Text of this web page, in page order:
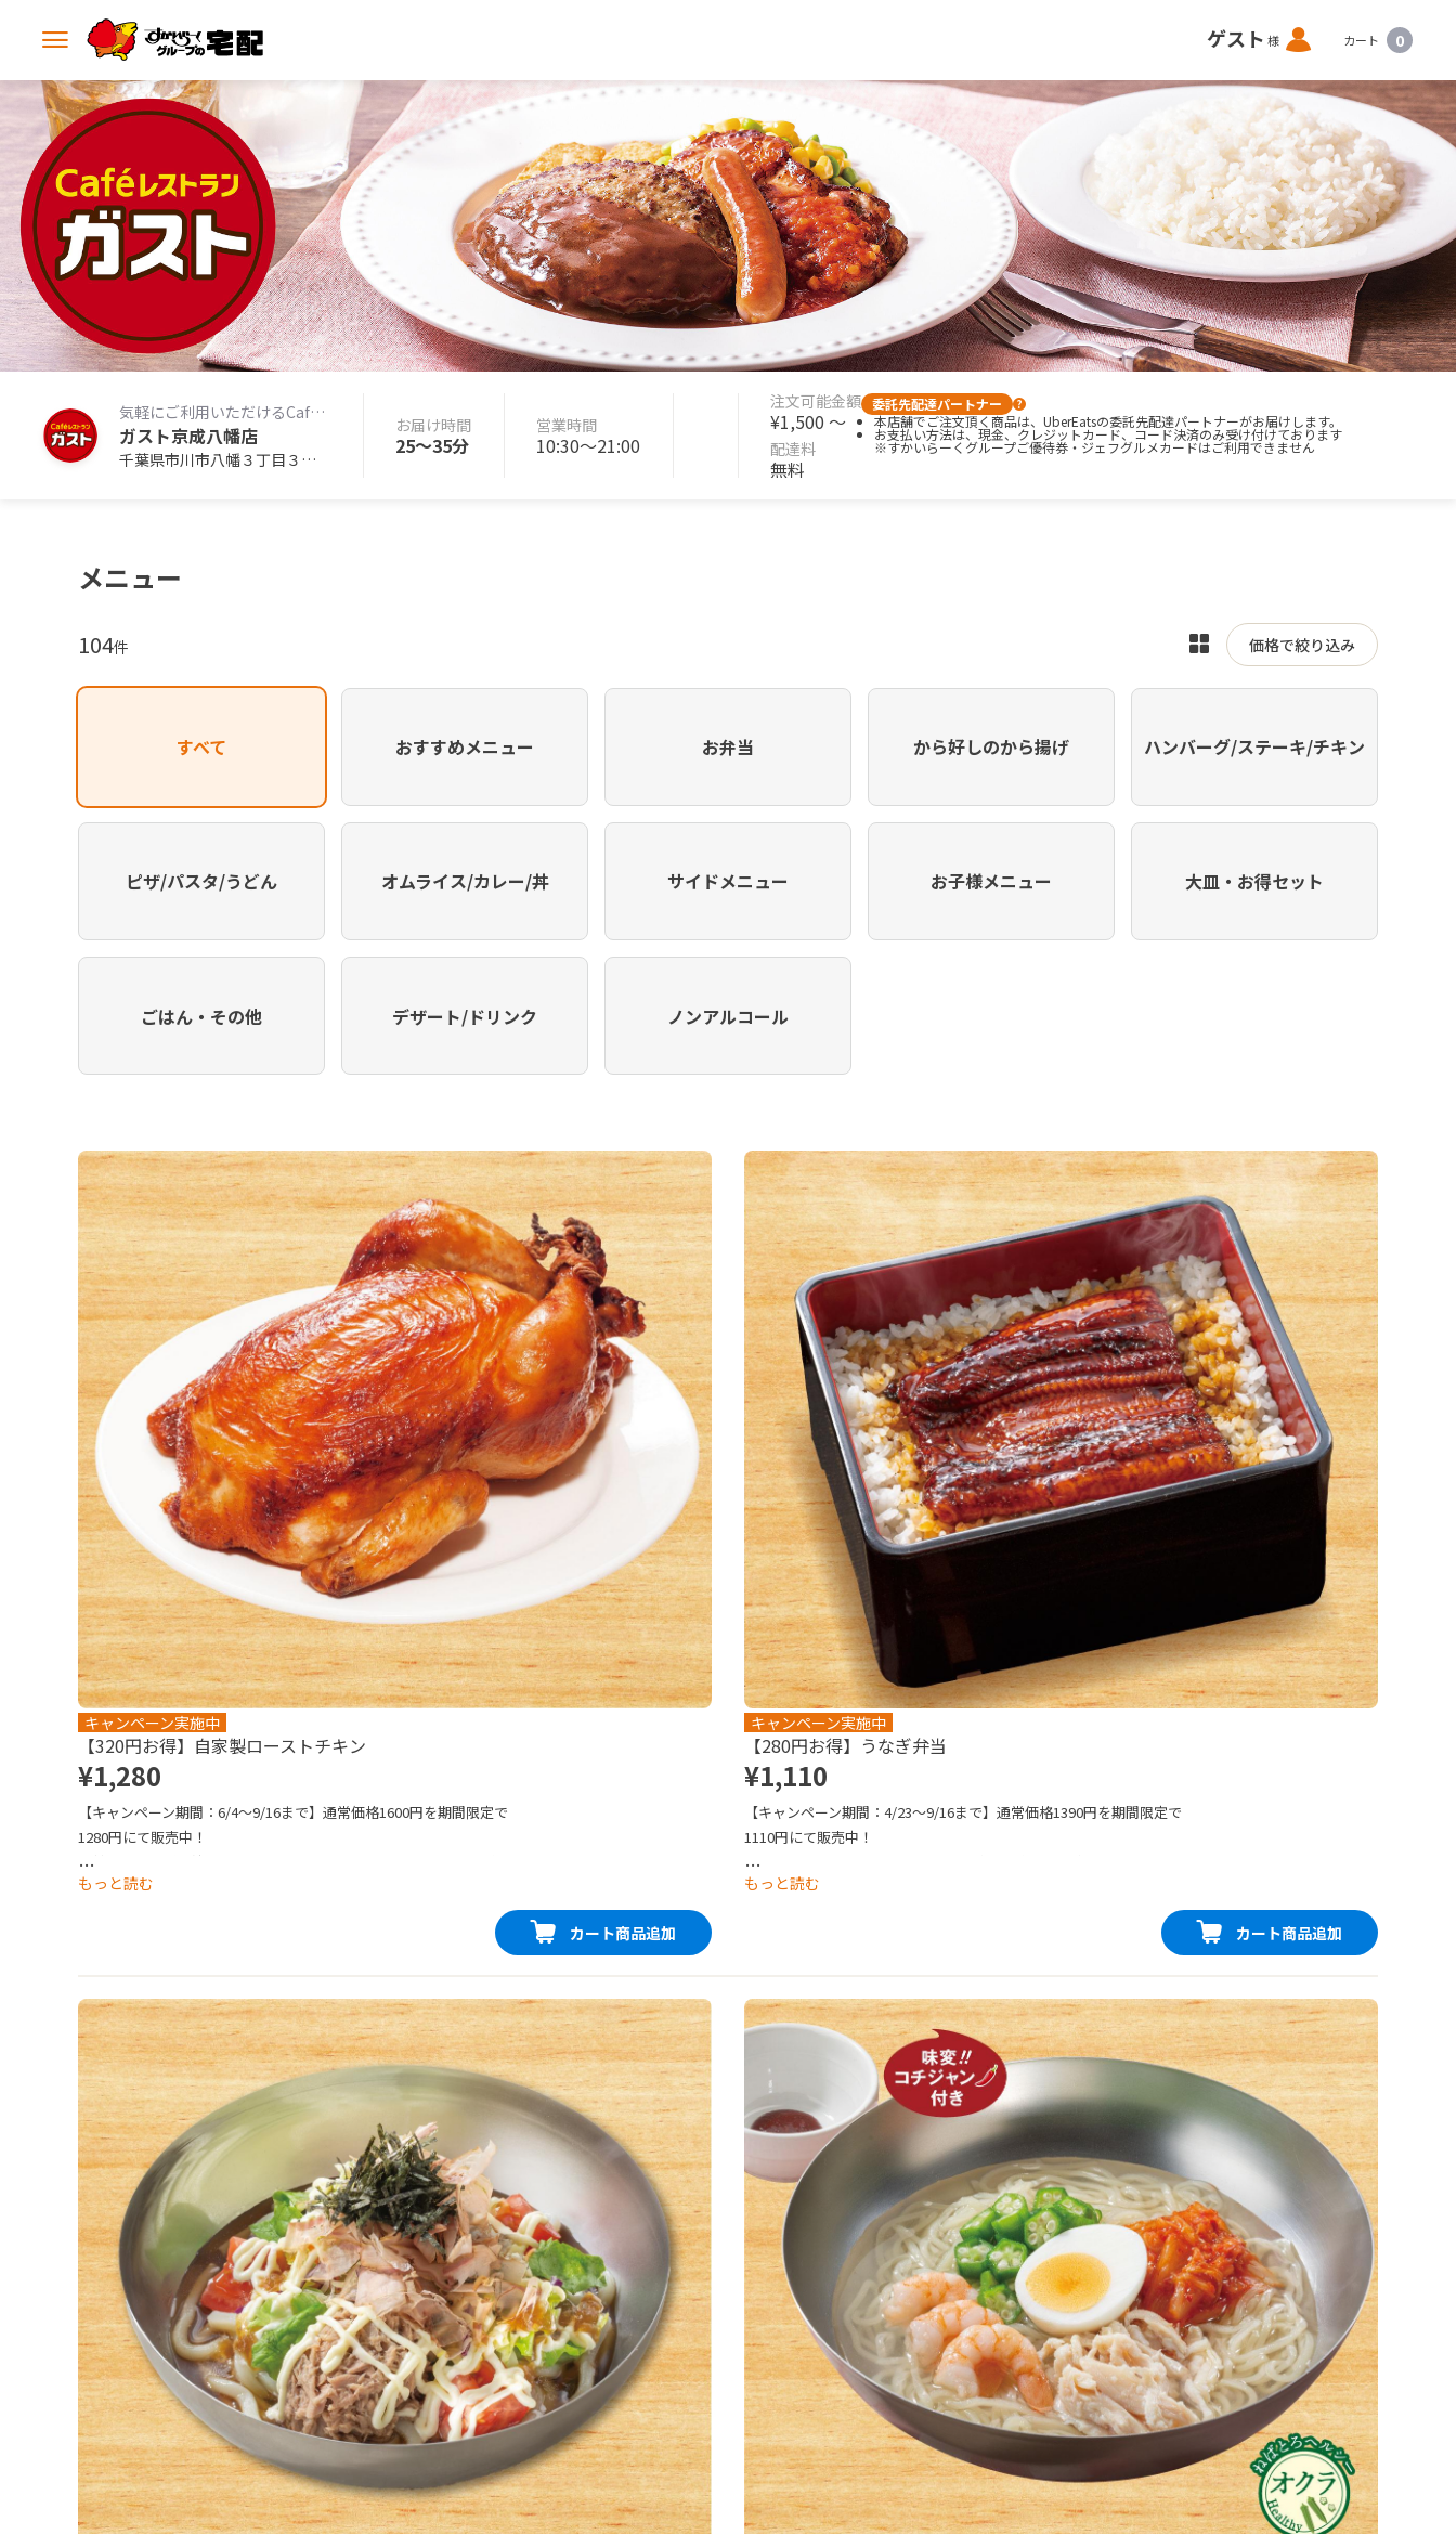
メ
ュ
ー
を
開
く
ゲスト 様 ロ
グ
イ
ン
カート 0
気軽にご利用いただけるCafeレストラン
ガスト京成八幡店
千葉県市川市八幡３丁目３－１
お届け時間
25〜35分
営業時間
10:30〜21:00
注文可能金額
¥1,500 〜
配達料
無料
委託先配達パートナー ?
本店舗でご注文頂く商品は、UberEatsの委託先配達パートナーがお届けします。
お支払い方法は、現金、クレジットカード、コード決済のみ受け付けております
※すかいらーくグループご優待券・ジェフグルメカードはご利用できません
メニュー
104件
表
り
え
価格で絞り込み
すべて おすすめメニュー お弁当 から好しのから揚げ ハンバーグ/ステーキ/チキン
ピザ/パスタ/うどん オムライス/カレー/丼 サイドメニュー お子様メニュー 大皿・お得セット
ごはん・その他 デザート/ドリンク ノンアルコール
キャンペーン実施中
【320円お得】自家製ローストチキン
¥1,280
【キャンペーン期間：6/4～9/16まで】通常価格1600円を期間限定で
1280円にて販売中！
自社工場で丸ごと焼き上げた鶏肉は、しっとりやわらか。食卓を豪華
に彩る一品です。
…
もっと読む
カート商品追加
キャンペーン実施中
【280円お得】うなぎ弁当
¥1,110
【キャンペーン期間：4/23～9/16まで】通常価格1390円を期間限定で
1110円にて販売中！
「ふっくらやわらか」な自慢のうなぎ。ほどよく香ばしさを残したう
なぎと甘すぎずキレのある焼きダレが相性抜群。※うなぎには小骨が
ございますのでご注意ください。※写真はイメージです。専用容器で
…
もっと読む
カート商品追加